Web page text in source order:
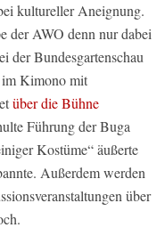
kultureller Aneignung.
der AWO denn nur dabei
der Bundesgartenschau
im Kimono mit
über die Bühne
Führung der Buga
Kostüme“ äußerte
Außerdem werden
über